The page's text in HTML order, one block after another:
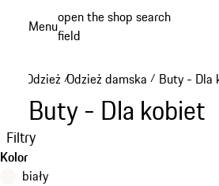
Menuopen the shop search
field
Odzież /Odzież damska / Buty - Dla
Buty - Dla kobiet
Filtry
Kolor
biały